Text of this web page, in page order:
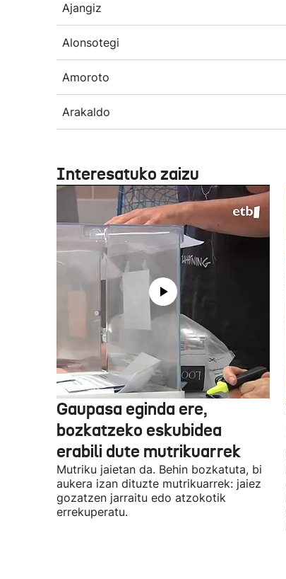
Ajangiz
Alonsotegi
Amoroto
Arakaldo
Interesatuko zaizu
Gaupasa eginda ere,
bozkatzeko eskubidea
erabili dute mutrikuarrek
Mutriku jaietan da. Behin bozkatuta, bi
aukera izan dituzte mutrikuarrek: jaiez
gozatzen jarraitu edo atzokotik
errekuperatu.